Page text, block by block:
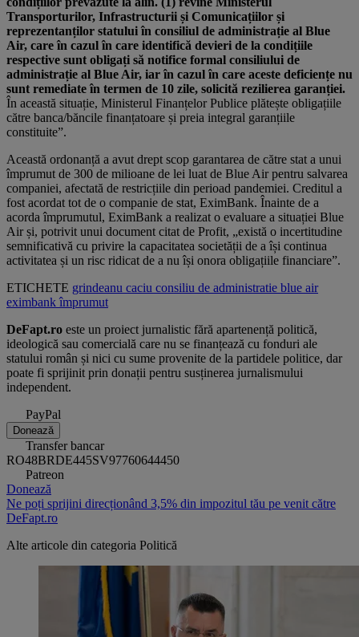
Transporturilor, Infrastructurii și Comunicațiilor și
reprezentanților statului în consiliul de administrație al Blue
Air, care în cazul în care identifică devieri de la condițiile
respective sunt obligați să notifice formal consiliului de
administrație al Blue Air, iar în cazul în care aceste deficiențe nu
sunt remediate în termen de 10 zile, solicită rezilierea garanției.
În această situație, Ministerul Finanțelor Publice plătește obligațiile
către banca/băncile finanțatoare și preia integral garanțiile
constituite”.
Această ordonanță a avut drept scop garantarea de către stat a unui
împrumut de 300 de milioane de lei luat de Blue Air pentru salvarea
companiei, afectată de restricțiile din perioad pandemiei. Creditul a
fost acordat tot de o companie de stat, EximBank. Înainte de a
acorda împrumutul, EximBank a realizat o evaluare a situației Blue
Air și, potrivit unui document citat de Profit, „există o incertitudine
semnificativă cu privire la capacitatea societății de a își continua
activitatea și un risc ridicat de a nu își onora obligațiile financiare”.
ETICHETE grindeanu caciu consiliu de administratie blue air
eximbank împrumut
DeFapt.ro este un proiect jurnalistic fără apartenență politică,
ideologică sau comercială care nu se finanțează cu fonduri ale
statului român și nici cu sume provenite de la partidele politice, dar
poate fi sprijinit prin donații pentru susținerea jurnalismului
independent.
PayPal
Donează
Transfer bancar
RO48BRDE445SV97760644450
Patreon
Donează
Ne poți sprijini direcționând 3,5% din impozitul tău pe venit către
DeFapt.ro
Alte articole din categoria Politică